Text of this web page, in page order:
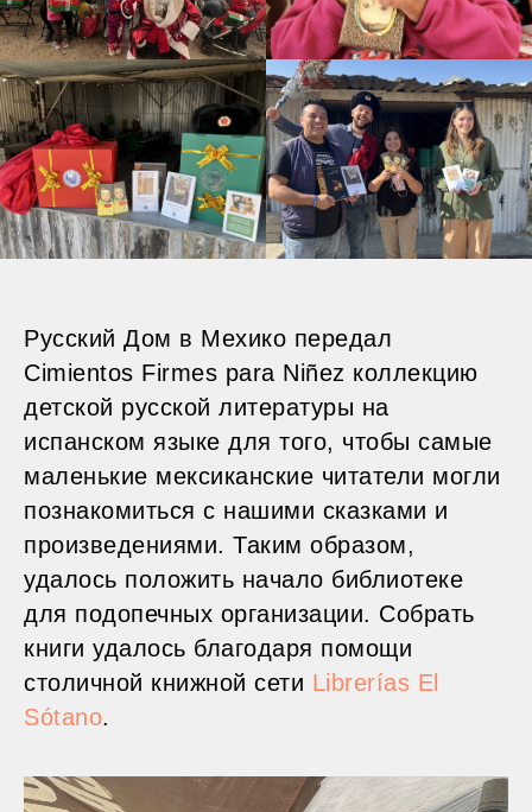
Русский Дом в Мехико передал
Cimientos Firmes para Niñez коллекцию
детской русской литературы на
испанском языке для того, чтобы самые
маленькие мексиканские читатели могли
познакомиться с нашими сказками и
произведениями. Таким образом,
удалось положить начало библиотеке
для подопечных организации. Собрать
книги удалось благодаря помощи
столичной книжной сети Librerías El
Sótano.